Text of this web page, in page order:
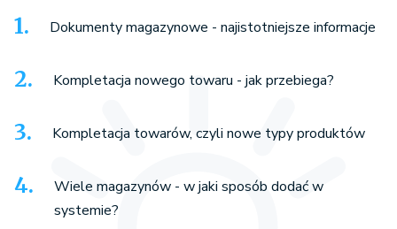
Dokumenty magazynowe - najistotniejsze informacje
Kompletacja nowego towaru - jak przebiega?
Kompletacja towarów, czyli nowe typy produktów
Wiele magazynów - w jaki sposób dodać w
systemie?